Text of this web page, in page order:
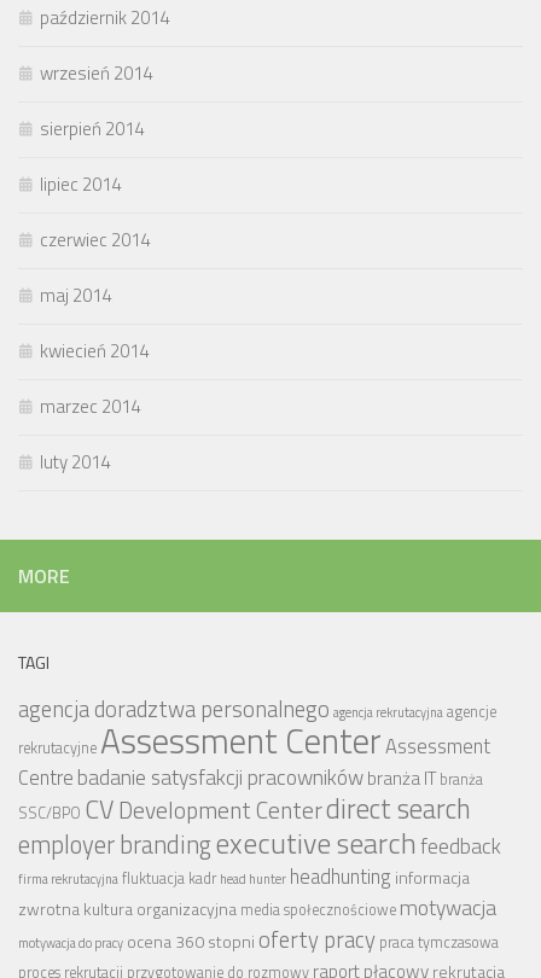
październik 2014
wrzesień 2014
sierpień 2014
lipiec 2014
czerwiec 2014
maj 2014
kwiecień 2014
marzec 2014
luty 2014
MORE
TAGI
agencja doradztwa personalnego agencja rekrutacyjnaagencje
rekrutacyjne Assessment CenterAssessment
Centre badanie satysfakcji pracownikówbranża IT branża
SSC/BPO CV Development Centerdirect search
employer brandingexecutive searchfeedback
firma rekrutacyjnafluktuacja kadr head hunter headhunting informacja
zwrotnakultura organizacyjna media społecznościowe motywacja
motywacja do pracy ocena 360 stopni oferty pracy praca tymczasowa
proces rekrutacji przygotowanie do rozmowy raport płacowyrekrutacja